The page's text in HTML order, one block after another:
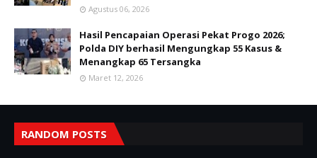
Agustus 06, 2026
Hasil Pencapaian Operasi Pekat Progo 2026;
Polda DIY berhasil Mengungkap 55 Kasus &
Menangkap 65 Tersangka
Maret 12, 2026
RANDOM POSTS